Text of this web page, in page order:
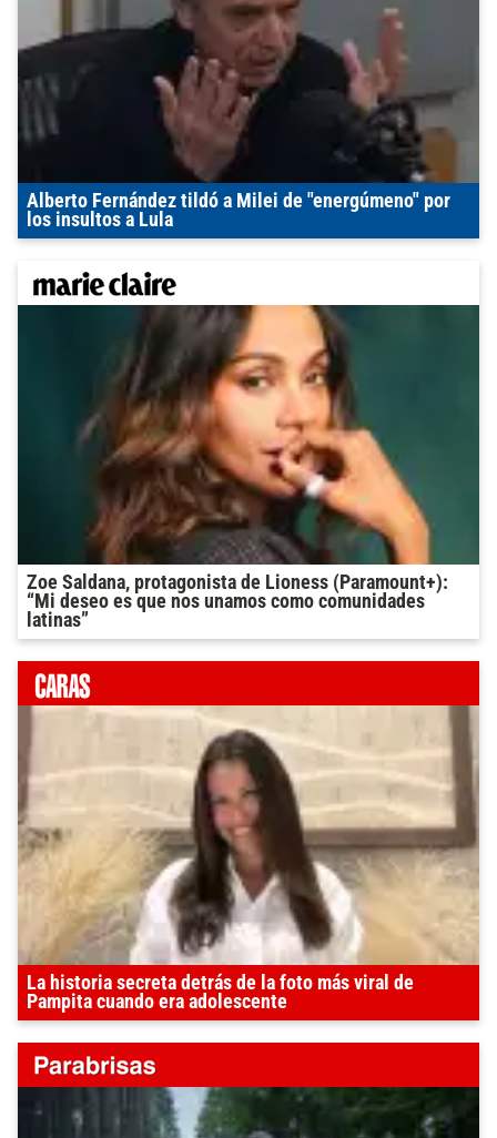
Alberto Fernández tildó a Milei de "energúmeno" por
los insultos a Lula
Zoe Saldana, protagonista de Lioness (Paramount+):
“Mi deseo es que nos unamos como comunidades
latinas”
La historia secreta detrás de la foto más viral de
Pampita cuando era adolescente